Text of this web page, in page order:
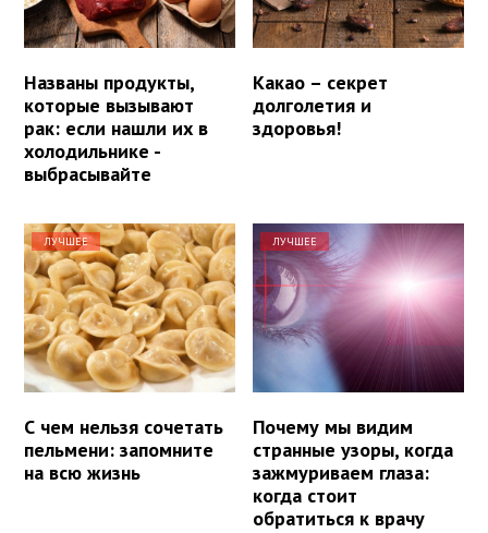
Названы продукты,
которые вызывают
рак: если нашли их в
холодильнике -
выбрасывайте
Какао – секрет
долголетия и
здоровья!
ЛУЧШЕЕ
С чем нельзя сочетать
пельмени: запомните
на всю жизнь
ЛУЧШЕЕ
Почему мы видим
странные узоры, когда
зажмуриваем глаза:
когда стоит
обратиться к врачу